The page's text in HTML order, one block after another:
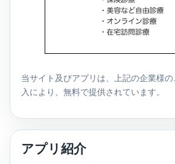
当サイト及びアプリは、上記の企業様
入により、無料で提供されています。
アプリ紹介